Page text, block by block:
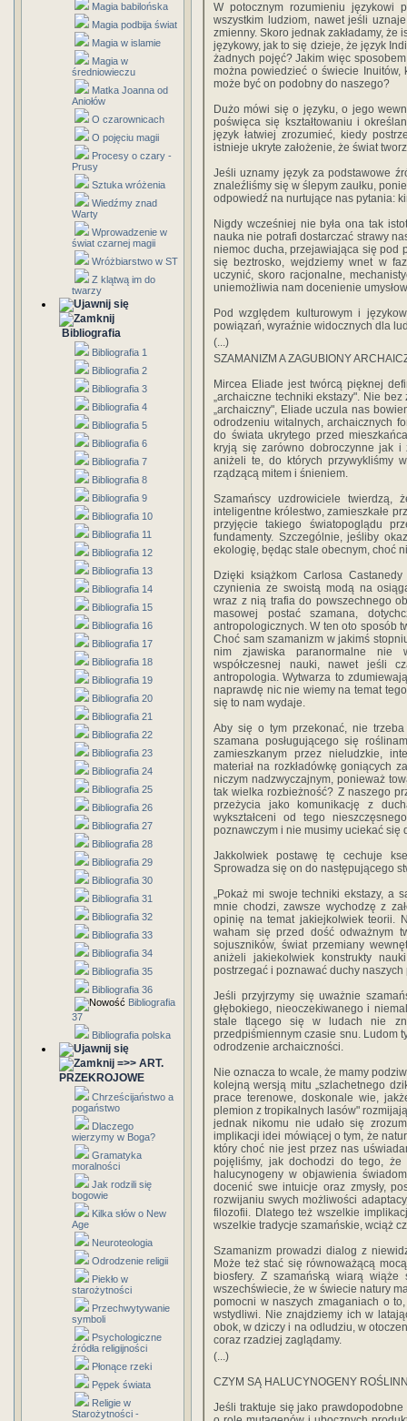
Magia babilońska
Magia podbija świat
Magia w islamie
Magia w
średniowieczu
Matka Joanna od
Aniołów
O czarownicach
O pojęciu magii
Procesy o czary -
Prusy
Sztuka wróżenia
Wiedźmy znad
Warty
Wprowadzenie w
świat czarnej magii
Wróżbiarstwo w ST
Z klątwą im do
twarzy
Bibliografia
Bibliografia 1
Bibliografia 2
Bibliografia 3
Bibliografia 4
Bibliografia 5
Bibliografia 6
Bibliografia 7
Bibliografia 8
Bibliografia 9
Bibliografia 10
Bibliografia 11
Bibliografia 12
Bibliografia 13
Bibliografia 14
Bibliografia 15
Bibliografia 16
Bibliografia 17
Bibliografia 18
Bibliografia 19
Bibliografia 20
Bibliografia 21
Bibliografia 22
Bibliografia 23
Bibliografia 24
Bibliografia 25
Bibliografia 26
Bibliografia 27
Bibliografia 28
Bibliografia 29
Bibliografia 30
Bibliografia 31
Bibliografia 32
Bibliografia 33
Bibliografia 34
Bibliografia 35
Bibliografia 36
Bibliografia
37
Bibliografia polska
=>> ART.
PRZEKROJOWE
Chrześcijaństwo a
pogaństwo
Dlaczego
wierzymy w Boga?
Gramatyka
moralności
Jak rodzili się
bogowie
Kilka słów o New
Age
Neuroteologia
Odrodzenie religii
Piekło w
starożytności
Przechwytywanie
symboli
Psychologiczne
źródła religijności
Płonące rzeki
Pępek świata
Religie w
Starożytności -
W potocznym rozumieniu językowi
wszystkim ludziom, nawet jeśli
zmienny. Skoro jednak zakładamy, że
językowy, jak to się dzieje, że język
żadnych pojęć? Jakim więc
można powiedzieć o świecie
może być on podobny do naszego?
Dużo mówi się o języku, o jego
poświęca się kształtowaniu i
język łatwiej zrozumieć, kiedy
istnieje ukryte założenie, że świat
Jeśli uznamy język za podstawowe
znaleźliśmy się w ślepym zaułku,
odpowiedź na nurtujące nas pytania:
Nigdy wcześniej nie była ona tak
nauka nie potrafi dostarczać strawy
niemoc ducha, przejawiająca się pod
się beztrosko, wejdziemy wnet w
uczynić, skoro racjonalne,
uniemożliwia nam docenienie
Pod względem kulturowym i
powiązań, wyraźnie widocznych dla
(...)
SZAMANIZM A ZAGUBIONY
Mircea Eliade jest twórcą pięknej
„archaiczne techniki ekstazy". Nie
„archaiczny", Eliade uczula nas
odrodzeniu witalnych, archaicznych
do świata ukrytego przed
kryją się zarówno dobroczynne jak i
aniżeli te, do których przywykliśmy
rządzącą mitem i śnieniem.
Szamańscy uzdrowiciele twierdzą,
inteligentne królestwo, zamieszkałe
przyjęcie takiego światopoglądu
fundamenty. Szczególnie, jeśliby
ekologię, będąc stale obecnym, choć
Dzięki książkom Carlosa
czynienia ze swoistą modą na
wraz z nią trafia do powszechnego
masowej postać szamana,
antropologicznych. W ten oto sposób
Choć sam szamanizm w jakimś
nim zjawiska paranormalne nie
współczesnej nauki, nawet jeśli
antropologia. Wytwarza to
naprawdę nic nie wiemy na temat
się to nam wydaje.
Aby się o tym przekonać, nie trzeba
szamana posługującego się
zamieszkanym przez nieludzkie,
materiał na rozkładówkę goniących
niczym nadzwyczajnym, ponieważ
tak wielka rozbieżność? Z naszego
przeżycia jako komunikację z
wykształceni od tego
poznawczym i nie musimy uciekać się
Jakkolwiek postawę tę cechuje
Sprowadza się on do następującego
„Pokaż mi swoje techniki ekstazy, a
mnie chodzi, zawsze wychodzę z
opinię na temat jakiejkolwiek teorii.
waham się przed dość odważnym
sojuszników, świat przemiany
aniżeli jakiekolwiek konstrukty
postrzegać i poznawać duchy
Jeśli przyjrzymy się uważnie
głębokiego, nieoczekiwanego i
stale tlącego się w ludach nie
przedpiśmiennym czasie snu. Ludom
odrodzenie archaiczności.
Nie oznacza to wcale, że mamy
kolejną wersją mitu „szlachetnego
prace terenowe, doskonale wie,
plemion z tropikalnych lasów"
jednak nikomu nie udało się
implikacji idei mówiącej o tym, że
który choć nie jest przez nas
pojęliśmy, jak dochodzi do tego, że
halucynogeny w objawienia
docenić swe intuicje oraz zmysły,
rozwijaniu swych możliwości
filozofii. Dlatego też wszelkie
wszelkie tradycje szamańskie, wciąż
Szamanizm prowadzi dialog z
Może też stać się równoważącą
biosfery. Z szamańską wiarą
wszechświecie, że w świecie natury
pomocni w naszych zmaganiach o
wstydliwi. Nie znajdziemy ich w
obok, w dziczy i na odludziu, w
coraz rzadziej zaglądamy.
(...)
CZYM SĄ HALUCYNOGENY
Jeśli traktuje się jako